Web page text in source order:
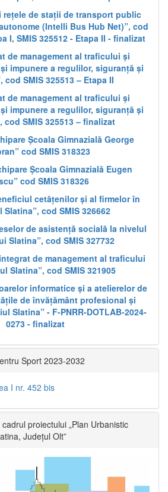
rețele de stații de transport public
(Intelli Bus Hub Net)”, cod
I, SMIS 325512 - Etapa II - finalizat
de management al traficului și
impunere a regulilor, siguranță și
cod SMIS 325513 – Etapa II
de management al traficului și
impunere a regulilor, siguranță și
cod SMIS 325513 – finalizat
Școala Gimnazială George
cod SMIS 318323
Școala Gimnazială Eugen
cod SMIS 318326
cetățenilor și al firmelor în
cod SMIS 326662
de asistență socială la nivelul
Slatina”, cod SMIS 327732
de management al traficului
Slatina”, cod SMIS 321905
informatice și a atelierelor de
de învățământ profesional și
Slatina” - F-PNRR-DOTLAB-2024-
0273 - finalizat
Sport 2023-2032
I nr. 452 bis
proiectului „Plan Urbanistic
Județul Olt”